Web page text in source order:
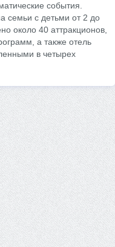
события.
семьи с детьми от 2 до
около 40 аттракционов,
а также отель
в четырех